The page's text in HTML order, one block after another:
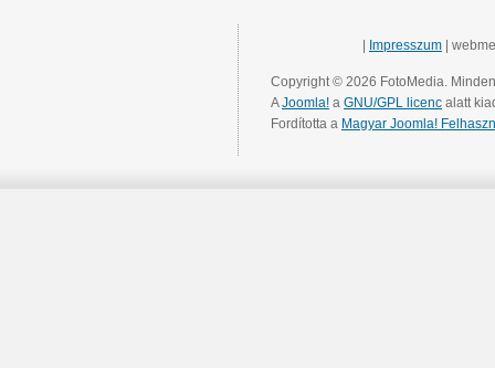
Impresszum |
Copyright © 2026 FotoMedia.
AJoomla! a GNU/GPL licenc alatt
Fordította a Magyar Joomla!